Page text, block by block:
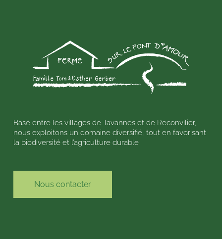
Basé entre les villages de Tavannes et de Reconvilier,
nous exploitons un domaine diversifié, tout en favorisant
la biodiversité et l’agriculture durable
Nous contacter